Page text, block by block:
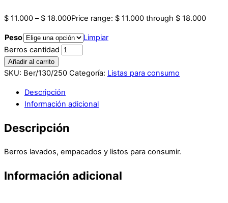
$ 11.000 – $ 18.000Price range: $ 11.000 through $ 18.000
Peso
Limpiar
Berros cantidad
Añadir al carrito
SKU: Ber/130/250 Categoría: Listas para consumo
Descripción
Información adicional
Descripción
Berros lavados, empacados y listos para consumir.
Información adicional